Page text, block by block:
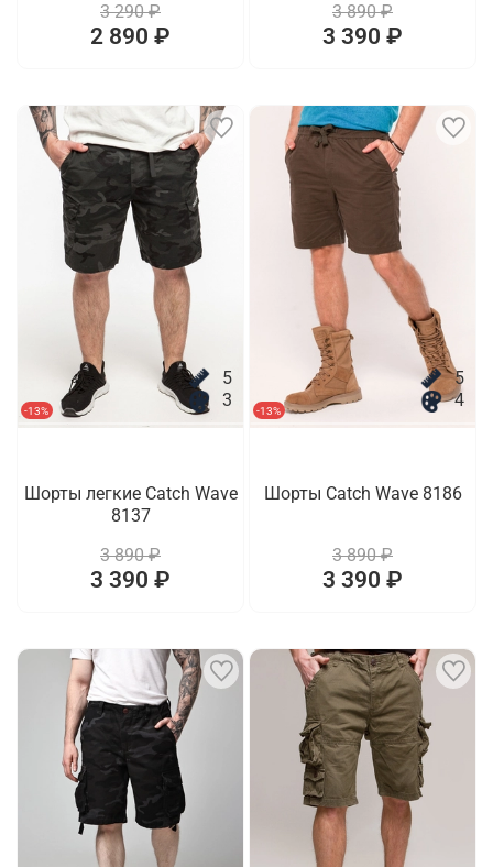
3 290 ₽
2 890 ₽
3 890 ₽
3 390 ₽
-13%
5
3
Шорты легкие Catch Wave
8137
3 890 ₽
3 390 ₽
-13%
5
4
Шорты Catch Wave 8186
3 890 ₽
3 390 ₽